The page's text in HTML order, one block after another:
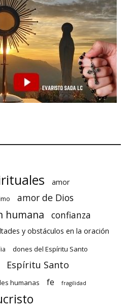
amor
amor de Dios
humana confianza
y obstáculos en la oración
dones del Espíritu Santo
Espíritu Santo
humanas fe fragilidad